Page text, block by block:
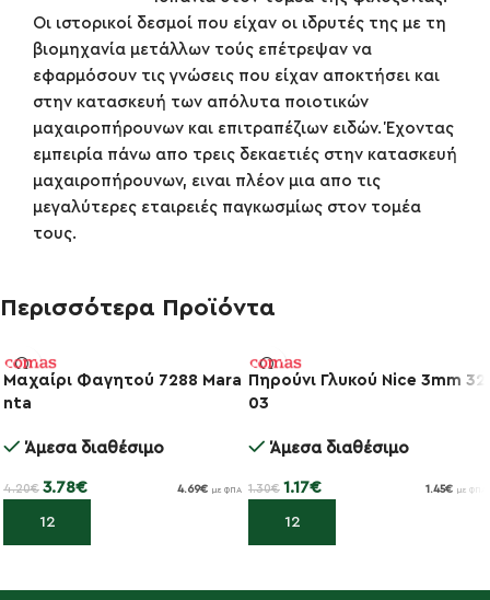
Οι ιστορικοί δεσμοί που είχαν οι ιδρυτές της με τη
βιομηχανία μετάλλων τούς επέτρεψαν να
εφαρμόσουν τις γνώσεις που είχαν αποκτήσει και
στην κατασκευή των απόλυτα ποιοτικών
μαχαιροπήρουνων και επιτραπέζιων ειδών. Έχοντας
εμπειρία πάνω απο τρεις δεκαετιές στην κατασκευή
μαχαιροπήρουνων, ειναι πλέον μια απο τις
μεγαλύτερες εταιρειές παγκωσμίως στον τομέα
τους.
Περισσότερα Προϊόντα
-10%
Μαχαίρι Φαγητού 7288 Mara
nta
Άμεσα διαθέσιμο
4.20€ 3.78€ 4.69€ με ΦΠΑ
Προσθήκη στο καλάθι
-10%
Πηρούνι Γλυκού Nice 3mm 32
03
Άμεσα διαθέσιμο
1.30€ 1.17€ 1.45€ με ΦΠΑ
Προσθήκη στο καλάθι